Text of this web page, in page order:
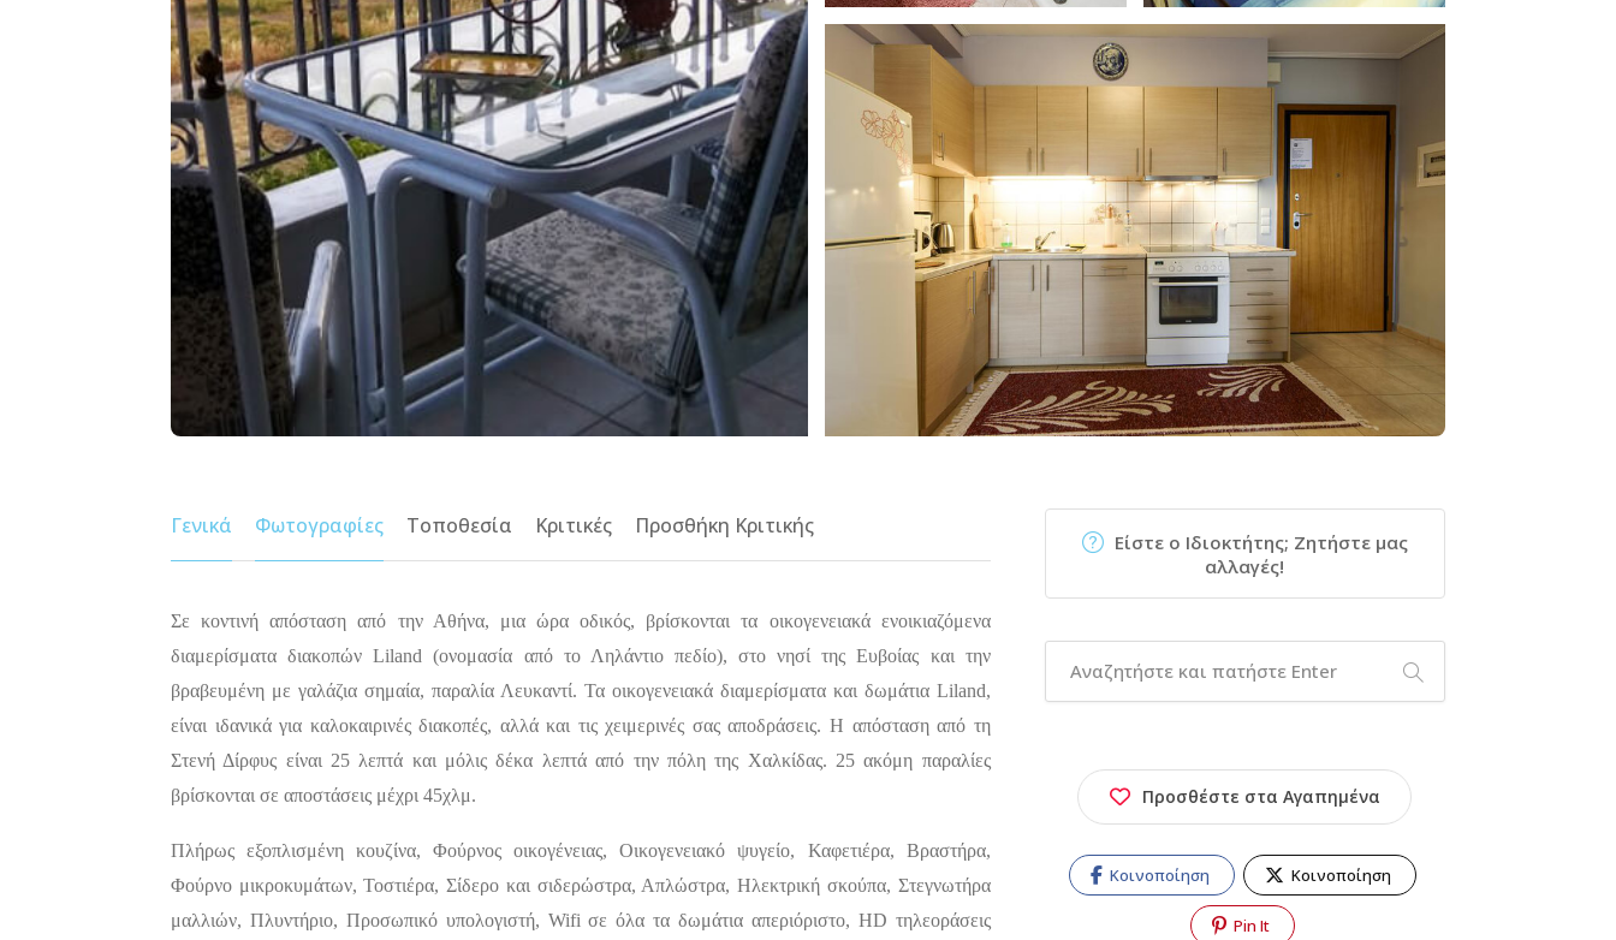
Γενικά Φωτογραφίες Τοποθεσία Κριτικές Προσθήκη Κριτικής
Σε κοντινή απόσταση από την Αθήνα, μια ώρα οδικός, βρίσκονται τα οικογενειακά ενοικιαζόμενα
διαμερίσματα διακοπών Liland (ονομασία από το Ληλάντιο πεδίο), στο νησί της Ευβοίας και την
βραβευμένη με γαλάζια σημαία, παραλία Λευκαντί. Τα οικογενειακά διαμερίσματα και δωμάτια Liland,
είναι ιδανικά για καλοκαιρινές διακοπές, αλλά και τις χειμερινές σας αποδράσεις. Η απόσταση από τη
Στενή Δίρφυς είναι 25 λεπτά και μόλις δέκα λεπτά από την πόλη της Χαλκίδας. 25 ακόμη παραλίες
βρίσκονται σε αποστάσεις μέχρι 45χλμ.
Πλήρως εξοπλισμένη κουζίνα, Φούρνος οικογένειας, Οικογενειακό ψυγείο, Καφετιέρα, Βραστήρα,
Φούρνο μικροκυμάτων, Τοστιέρα, Σίδερο και σιδερώστρα, Απλώστρα, Ηλεκτρική σκούπα, Στεγνωτήρα
μαλλιών, Πλυντήριο, Προσωπικό υπολογιστή, Wifi σε όλα τα δωμάτια απεριόριστο, HD τηλεοράσεις
Είστε ο Ιδιοκτήτης; Ζητήστε μας
αλλαγές!
Προσθέστε στα Αγαπημένα
Κοινοποίηση Κοινοποίηση
Pin It